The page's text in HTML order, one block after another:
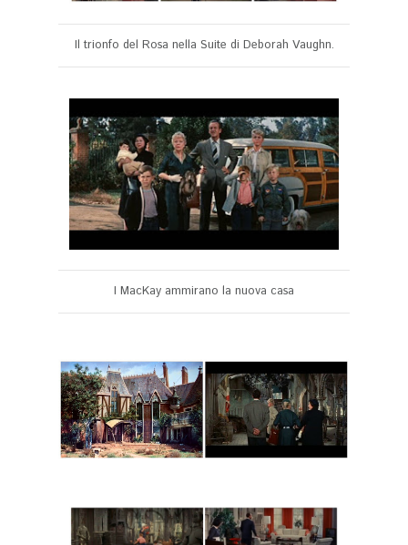
Il trionfo del Rosa nella Suite di Deborah Vaughn.
I MacKay ammirano la nuova casa